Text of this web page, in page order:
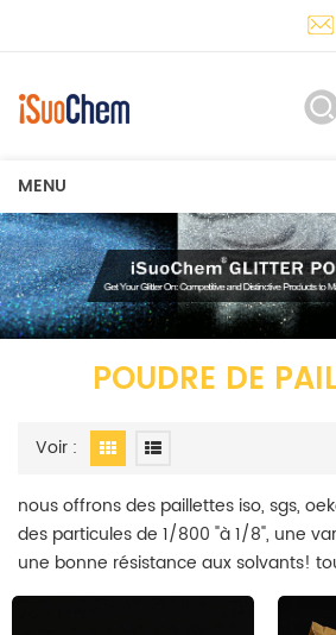
MENU
POUDRE DE
Voir :
nous offrons des paillettes iso, sgs,
des particules de 1/800 "à 1/8", une
une bonne résistance aux solvants!
notre poudre de paillettes sont
d'usine. iSuoChem est le premier